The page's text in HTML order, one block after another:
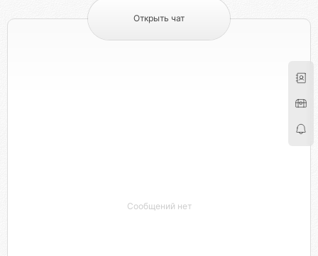
Открыть чат
Сообщений нет